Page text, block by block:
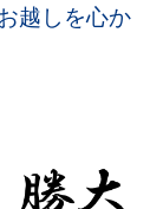
越しを心か